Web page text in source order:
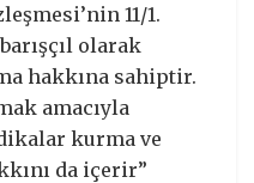
11/1.
olarak
hakkına sahiptir.
amacıyla
kurma ve
da içerir”